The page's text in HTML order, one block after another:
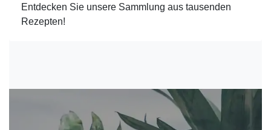
Entdecken Sie unsere Sammlung aus tausenden
Rezepten!